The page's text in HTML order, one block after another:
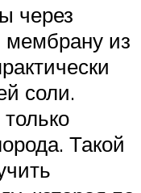
через
мембрану из
соли.
Такой